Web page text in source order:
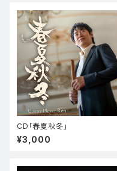
CD「春夏秋冬」
¥3,000